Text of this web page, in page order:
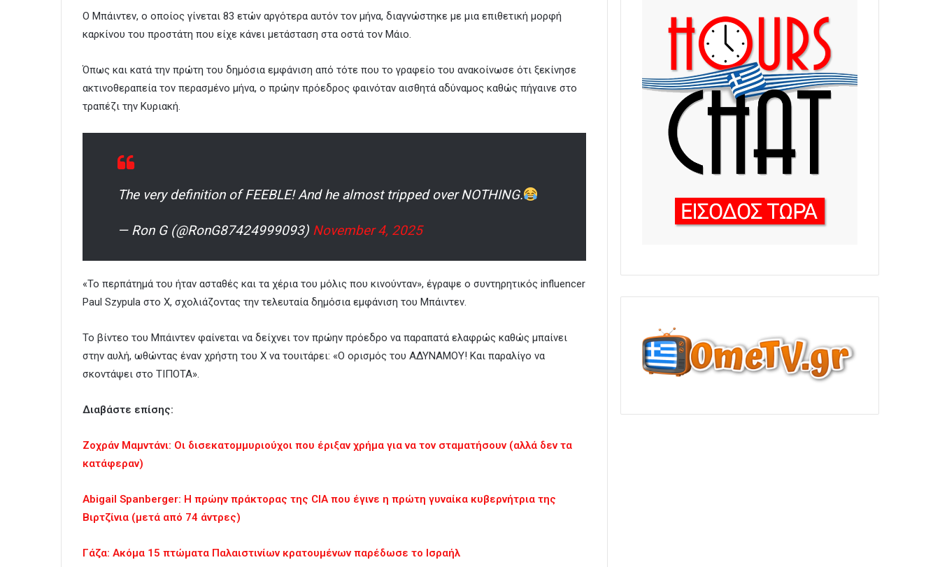
Ο Μπάιντεν, ο οποίος γίνεται 83 ετών αργότερα αυτόν τον μήνα, διαγνώστηκε με μια επιθετική μορφή
καρκίνου του προστάτη που είχε κάνει μετάσταση στα οστά τον Μάιο.
Όπως και κατά την πρώτη του δημόσια εμφάνιση από τότε που το γραφείο του ανακοίνωσε ότι ξεκίνησε
ακτινοθεραπεία τον περασμένο μήνα, ο πρώην πρόεδρος φαινόταν αισθητά αδύναμος καθώς πήγαινε στο
τραπέζι την Κυριακή.
The very definition of FEEBLE! And he almost tripped over NOTHING.
— Ron G (@RonG87424999093) November 4, 2025
«Το περπάτημά του ήταν ασταθές και τα χέρια του μόλις που κινούνταν», έγραψε ο συντηρητικός influencer
Paul Szypula στο X, σχολιάζοντας την τελευταία δημόσια εμφάνιση του Μπάιντεν.
Το βίντεο του Μπάιντεν φαίνεται να δείχνει τον πρώην πρόεδρο να παραπατά ελαφρώς καθώς μπαίνει
στην αυλή, ωθώντας έναν χρήστη του X να τουιτάρει: «Ο ορισμός του ΑΔΥΝΑΜΟΥ! Και παραλίγο να
σκοντάψει στο ΤΙΠΟΤΑ».
Διαβάστε επίσης:
Ζοχράν Μαμντάνι: Οι δισεκατομμυριούχοι που έριξαν χρήμα για να τον σταματήσουν (αλλά δεν τα
κατάφεραν)
Abigail Spanberger: Η πρώην πράκτορας της CIA που έγινε η πρώτη γυναίκα κυβερνήτρια της
Βιρτζίνια (μετά από 74 άντρες)
Γάζα: Ακόμα 15 πτώματα Παλαιστινίων κρατουμένων παρέδωσε το Ισραήλ